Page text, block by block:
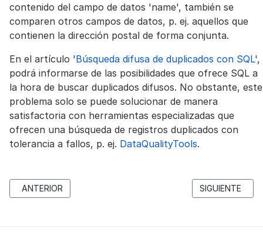
contenido del campo de datos 'name', también se
comparen otros campos de datos, p. ej. aquellos que
contienen la dirección postal de forma conjunta.
En el artículo 'Búsqueda difusa de duplicados con SQL',
podrá informarse de las posibilidades que ofrece SQL a
la hora de buscar duplicados difusos. No obstante, este
problema solo se puede solucionar de manera
satisfactoria con herramientas especializadas que
ofrecen una búsqueda de registros duplicados con
tolerancia a fallos, p. ej. DataQualityTools.
ARTÍCULO ANTERIOR: ACCESS: BÚSQUEDA DE REGISTROS
ANTERIOR ARTÍCULO
SIGUIENTE